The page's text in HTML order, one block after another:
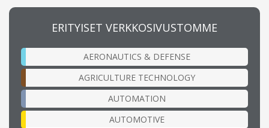
ERITYISET VERKKOSIVUSTOMME
AERONAUTICS & DEFENSE
AGRICULTURE TECHNOLOGY
AUTOMATION
AUTOMOTIVE